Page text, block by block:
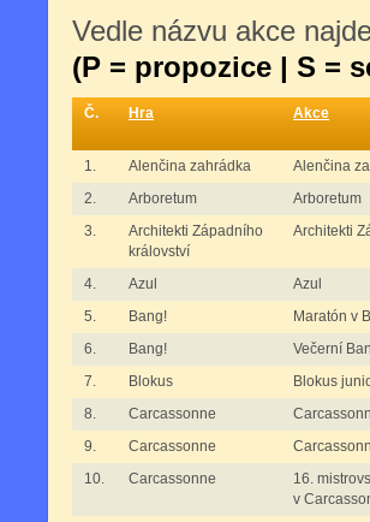
Vedle názvu akce
(P = propozice | S =
Č. Hra Akce
1. Alenčina zahrádka
Alenčina
2.
Arboretum
Arboretum
3.
Architekti Západního
království
Architekti
4. Azul
Azul
5.
Bang!
Maratón v
6.
Bang!
Večerní
7.
Blokus
Blokus
8.
Carcassonne
9.
Carcassonne
10.
Carcassonne
16.
v